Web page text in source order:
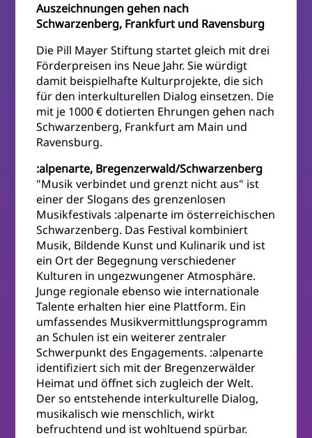
Auszeichnungen gehen nach
Schwarzenberg, Frankfurt und Ravensburg
Die Pill Mayer Stiftung startet gleich mit drei
Förderpreisen ins Neue Jahr. Sie würdigt
damit beispielhafte Kulturprojekte, die sich
für den interkulturellen Dialog einsetzen. Die
mit je 1000 € dotierten Ehrungen gehen nach
Schwarzenberg, Frankfurt am Main und
Ravensburg.
:alpenarte, Bregenzerwald/Schwarzenberg
"Musik verbindet und grenzt nicht aus" ist
einer der Slogans des grenzenlosen
Musikfestivals :alpenarte im österreichischen
Schwarzenberg. Das Festival kombiniert
Musik, Bildende Kunst und Kulinarik und ist
ein Ort der Begegnung verschiedener
Kulturen in ungezwungener Atmosphäre.
Junge regionale ebenso wie internationale
Talente erhalten hier eine Plattform. Ein
umfassendes Musikvermittlungsprogramm
an Schulen ist ein weiterer zentraler
Schwerpunkt des Engagements. :alpenarte
identifiziert sich mit der Bregenzerwälder
Heimat und öffnet sich zugleich der Welt.
Der so entstehende interkulturelle Dialog,
musikalisch wie menschlich, wirkt
befruchtend und ist wohltuend spürbar.